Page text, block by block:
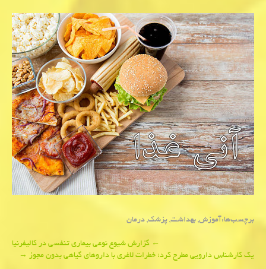
برچسب‌ها:آموزش,بهداشت,پزشك,درمان
navigation
←گزارش شیوع نوعی بیماری تنفسی در کالیفرنیا
یك كارشناس دارویی مطرح كرد؛ خطرات لاغری با داروهای گیاهی بدون مجوز→